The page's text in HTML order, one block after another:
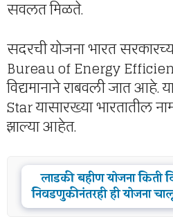
सवलत मिळते.
सदरची योजना भारत
Bureau of Energy
विद्यमानाने राबवली जात आहे.
Star यासारख्या भारतातील
झाल्या आहेत.
लाडकी बहीण योजना किती
निवडणुकीनंतरही ही योजना